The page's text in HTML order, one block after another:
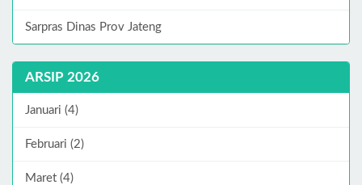
Sarpras Dinas Prov Jateng
ARSIP 2026
Januari (4)
Februari (2)
Maret (4)